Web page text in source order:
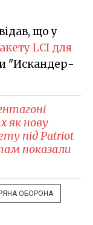
що у
LCI для
"Искандер-
як нову
під Patriot
показали
ОБОРОНА